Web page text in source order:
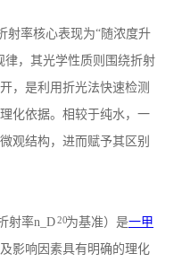
射率核心表现为“随浓度升
律，其光学性质则围绕折射
，是利用折光法快速检测
化依据。相较于纯水，一
观结构，进而赋予其区别
射率n_D20为基准）是一甲
影响因素具有明确的理化